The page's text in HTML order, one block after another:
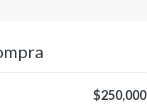
$250,000